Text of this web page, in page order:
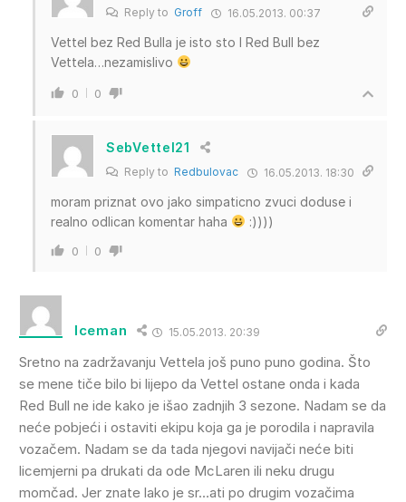
Reply to Groff 16.05.2013. 00:37
Vettel bez Red Bulla je isto sto I Red Bull bez
Vettela…nezamislivo
0 0
SebVettel21
Reply to Redbulovac 16.05.2013. 18:30
moram priznat ovo jako simpaticno zvuci doduse i
realno odlican komentar haha
:))))
0 0
Iceman 15.05.2013. 20:39
Sretno na zadržavanju Vettela još puno puno godina. Što
se mene tiče bilo bi lijepo da Vettel ostane onda i kada
Red Bull ne ide kako je išao zadnjih 3 sezone. Nadam se da
neće pobjeći i ostaviti ekipu koja ga je porodila i napravila
vozačem. Nadam se da tada njegovi navijači neće biti
licemjerni pa drukati da ode McLaren ili neku drugu
momčad. Jer znate lako je sr…ati po drugim vozačima